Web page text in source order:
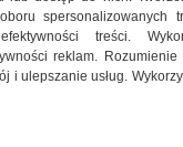
spersonalizowanych
treści.
reklam.
i ulepszanie usług.